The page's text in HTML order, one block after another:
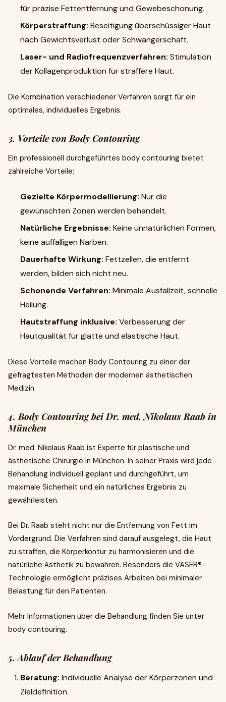
für präzise Fettentfernung und Gewebeschonung.
Körperstraffung: Beseitigung überschüssiger Haut
nach Gewichtsverlust oder Schwangerschaft.
Laser- und Radiofrequenzverfahren: Stimulation
der Kollagenproduktion für straffere Haut.
Die Kombination verschiedener Verfahren sorgt für ein
optimales, individuelles Ergebnis.
3. Vorteile von Body Contouring
Ein professionell durchgeführtes body contouring bietet
zahlreiche Vorteile:
Gezielte Körpermodellierung: Nur die
gewünschten Zonen werden behandelt.
Natürliche Ergebnisse: Keine unnatürlichen Formen,
keine auffälligen Narben.
Dauerhafte Wirkung: Fettzellen, die entfernt
werden, bilden sich nicht neu.
Schonende Verfahren: Minimale Ausfallzeit, schnelle
Heilung.
Hautstraffung inklusive: Verbesserung der
Hautqualität für glatte und elastische Haut.
Diese Vorteile machen Body Contouring zu einer der
gefragtesten Methoden der modernen ästhetischen
Medizin.
4. Body Contouring bei Dr. med. Nikolaus Raab in
München
Dr. med. Nikolaus Raab ist Experte für plastische und
ästhetische Chirurgie in München. In seiner Praxis wird jede
Behandlung individuell geplant und durchgeführt, um
maximale Sicherheit und ein natürliches Ergebnis zu
gewährleisten.
Bei Dr. Raab steht nicht nur die Entfernung von Fett im
Vordergrund. Die Verfahren sind darauf ausgelegt, die Haut
zu straffen, die Körperkontur zu harmonisieren und die
natürliche Ästhetik zu bewahren. Besonders die VASER®-
Technologie ermöglicht präzises Arbeiten bei minimaler
Belastung für den Patienten.
Mehr Informationen über die Behandlung finden Sie unter
body contouring.
5. Ablauf der Behandlung
Beratung: Individuelle Analyse der Körperzonen und
Zieldefinition.